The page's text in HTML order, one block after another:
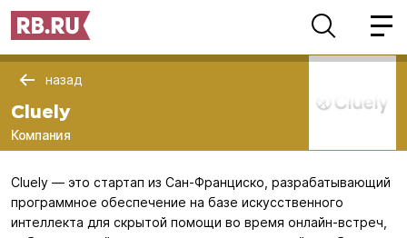
назад
Cluely
Компания
Cluely — это стартап из Сан-Франциско, разрабатывающий
программное обеспечение на базе искусственного
интеллекта для скрытой помощи во время онлайн-встреч,